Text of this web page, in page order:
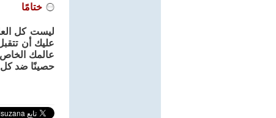
ختامًا
ليست كل
عليك أن
عالمك
حصينًا ضد